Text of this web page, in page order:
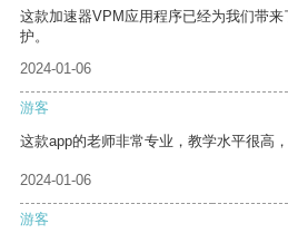
这款加速器VPM应用程序已经为我们带
护。
2024-01-06
游客
这款app的老师非常专业，教学水平很高
2024-01-06
游客